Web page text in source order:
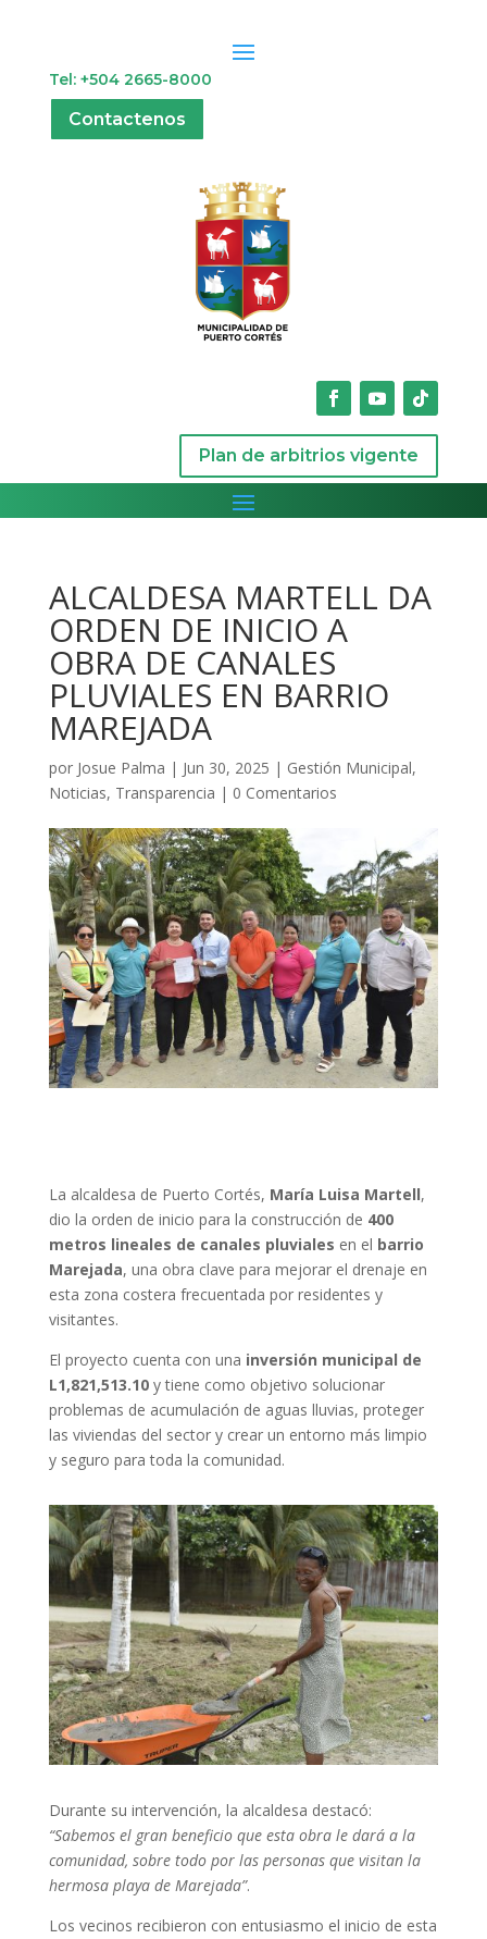
Tel: +504 2665-8000
Contactenos
Plan de arbitrios vigente
ALCALDESA MARTELL DA
ORDEN DE INICIO A
OBRA DE CANALES
PLUVIALES EN BARRIO
MAREJADA
por Josue Palma | Jun 30, 2025 | Gestión Municipal,
Noticias, Transparencia | 0 Comentarios
La alcaldesa de Puerto Cortés, María Luisa Martell,
dio la orden de inicio para la construcción de 400
metros lineales de canales pluviales en el barrio
Marejada, una obra clave para mejorar el drenaje en
esta zona costera frecuentada por residentes y
visitantes.
El proyecto cuenta con una inversión municipal de
L1,821,513.10y tiene como objetivo solucionar
problemas de acumulación de aguas lluvias, proteger
las viviendas del sector y crear un entorno más limpio
y seguro para toda la comunidad.
Durante su intervención, la alcaldesa destacó:
“Sabemos el gran beneficio que esta obra le dará a la
comunidad, sobre todo por las personas que visitan la
hermosa playa de Marejada”.
Los vecinos recibieron con entusiasmo el inicio de esta